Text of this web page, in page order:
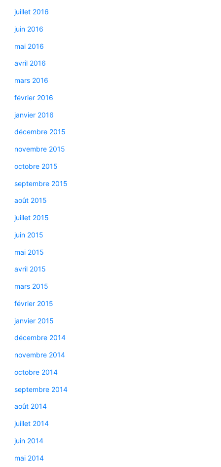
juillet 2016
juin 2016
mai 2016
avril 2016
mars 2016
février 2016
janvier 2016
décembre 2015
novembre 2015
octobre 2015
septembre 2015
août 2015
juillet 2015
juin 2015
mai 2015
avril 2015
mars 2015
février 2015
janvier 2015
décembre 2014
novembre 2014
octobre 2014
septembre 2014
août 2014
juillet 2014
juin 2014
mai 2014